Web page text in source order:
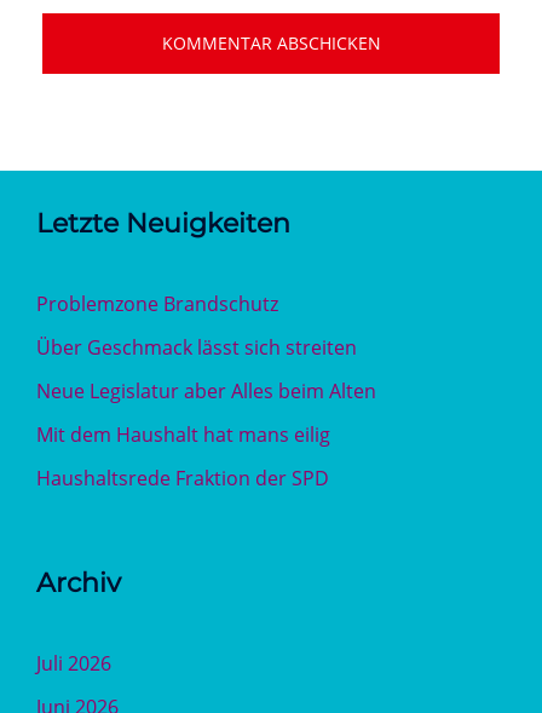
Letzte Neuigkeiten
Problemzone Brandschutz
Über Geschmack lässt sich streiten
Neue Legislatur aber Alles beim Alten
Mit dem Haushalt hat mans eilig
Haushaltsrede Fraktion der SPD
Archiv
Juli 2026
Juni 2026